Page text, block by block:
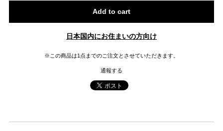
Add to cart
日本国内にお住まいの方向け
※この商品は1点までのご注文とさせていただきます。
通報する